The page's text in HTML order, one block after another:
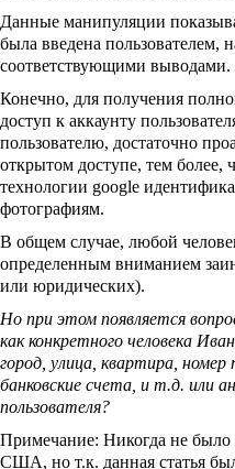
Данные манипуляции
была введена пользователем,
соответствующими выводами.
Конечно, для получения
доступ к аккаунту
пользователю, достаточно
открытом доступе, тем более,
технологии google
фотографиям.
В общем случае, любой
определенным вниманием
или юридических).
Но при этом появляется
как конкретного человека
город, улица, квартира,
банковские счета, и т.д. или
пользователя?
Примечание: Никогда не было
США, но т.к. данная статья